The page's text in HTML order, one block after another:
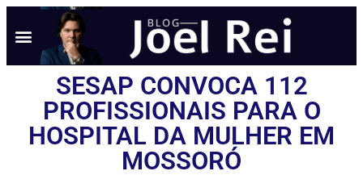
SESAP CONVOCA 112
PROFISSIONAIS PARA O
HOSPITAL DA MULHER EM
MOSSORÓ